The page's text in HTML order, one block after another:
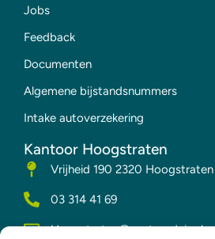
Jobs
Feedback
Documenten
Algemene bijstandsnummers
Intake autoverzekering
Kantoor Hoogstraten
Vrijheid 190 2320 Hoogstraten
03 314 41 69
Hoogstraten@vesta-advies.be